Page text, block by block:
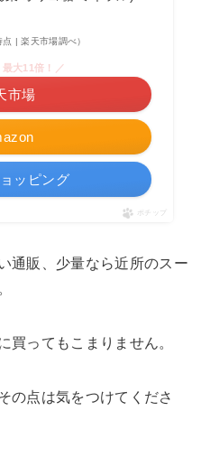
| 楽天市場調べ）
最大11倍！／
市場
ッピング
ポチップ
通販、少量なら近所のスー
買ってもこまりません。
の点は気をつけてくださ